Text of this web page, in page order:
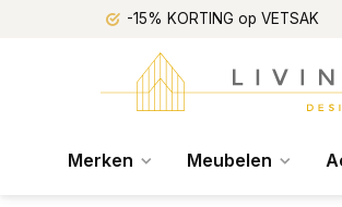
-15% KORTING op VETSAK
Merken Meubelen